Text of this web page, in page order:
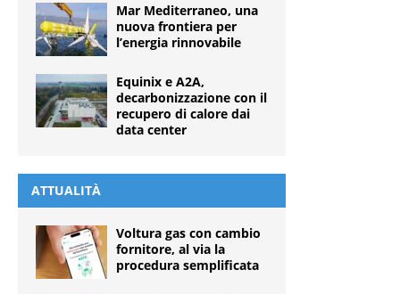
Mar Mediterraneo, una
nuova frontiera per
l’energia rinnovabile
Equinix e A2A,
decarbonizzazione con il
recupero di calore dai
data center
ATTUALITÀ
Voltura gas con cambio
fornitore, al via la
procedura semplificata